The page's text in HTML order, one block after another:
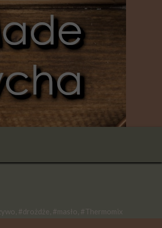
#drożdże, #masło, #Thermomix